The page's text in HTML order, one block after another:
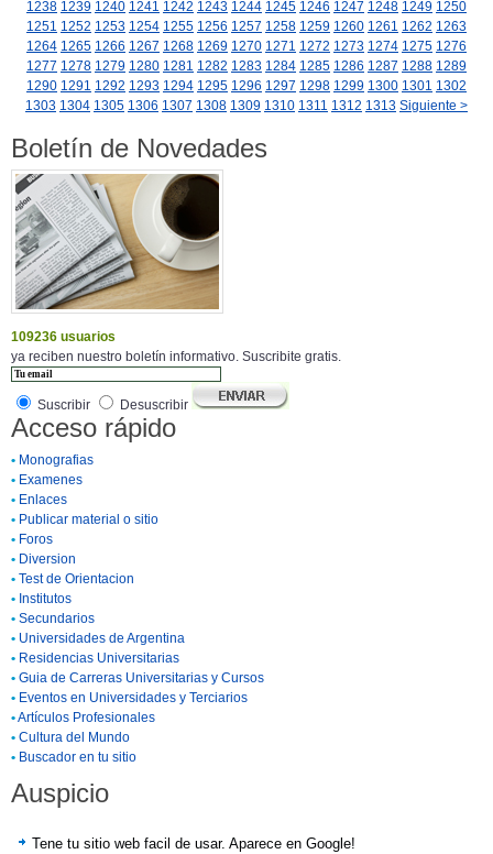
1238 1239 1240 1241 1242 1243 1244 1245 1246 1247 1248 1249 1250
1251 1252 1253 1254 1255 1256 1257 1258 1259 1260 1261 1262 1263
1264 1265 1266 1267 1268 1269 1270 1271 1272 1273 1274 1275 1276
1277 1278 1279 1280 1281 1282 1283 1284 1285 1286 1287 1288 1289
1290 1291 1292 1293 1294 1295 1296 1297 1298 1299 1300 1301 1302
1303 1304 1305 1306 1307 1308 1309 1310 1311 1312 1313 Siguiente >
Boletín de Novedades
109236 usuarios
ya reciben nuestro boletín informativo. Suscribite gratis.
Suscribir Desuscribir
Acceso rápido
• Monografias
• Examenes
• Enlaces
• Publicar material o sitio
• Foros
• Diversion
• Test de Orientacion
• Institutos
• Secundarios
• Universidades de Argentina
• Residencias Universitarias
• Guia de Carreras Universitarias y Cursos
• Eventos en Universidades y Terciarios
•Artículos Profesionales
• Cultura del Mundo
• Buscador en tu sitio
Auspicio
Tene tu sitio web facil de usar. Aparece en Google!